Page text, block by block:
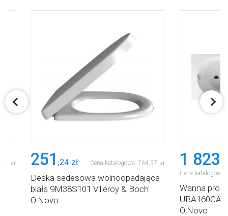
73 zł 251 ,24 zł Cena katalogowa: 764 57 zł
Deska sedesowa wolnoopadająca
biała 9M38S101 Villeroy & Boch
O.Novo
1 823
Cena katalogowa:
Wanna
O.Novo